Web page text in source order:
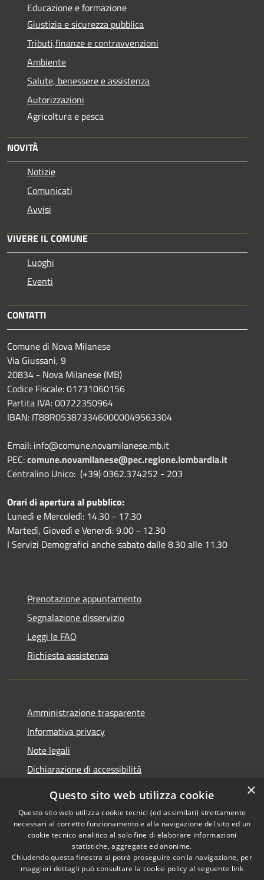
Educazione e formazione
Giustizia e sicurezza pubblica
Tributi,finanze e contravvenzioni
Ambiente
Salute, benessere e assistenza
Autorizzazioni
Agricoltura e pesca
NOVITÀ
Notizie
Comunicati
Avvisi
VIVERE IL COMUNE
Luoghi
Eventi
CONTATTI
Comune di Nova Milanese
Via Giussani, 9
20834 - Nova Milanese (MB)
Codice Fiscale: 01731060156
Partita IVA: 00722350964
IBAN: IT88R0538733460000049563304
Email: info@comune.novamilanese.mb.it
PEC:comune.novamilanese@pec.regione.lombardia.it
Centralino Unico: (+39) 0362.374252 - 203
Orari di apertura al pubblico:
Lunedì e Mercoledì: 14.30 - 17.30
Martedì, Giovedì e Venerdì: 9.00 - 12.30
I Servizi Demografici anche sabato dalle 8.30 alle 11.30
Prenotazione appuntamento
Segnalazione disservizio
Leggi le FAQ
Richiesta assistenza
Amministrazione trasparente
Informativa privacy
Note legali
Dichiarazione di accessibilità
RSS
Privacy
Cookie
Copyright © 2026 • Comune di
Nova Milanese • Powered by
Municipium•Accesso
redazione
×
Questo sito web utilizza cookie
Questo sito web utilizza cookie tecnici (ed assimilati) strettamente
necessari al corretto funzionamento e alla navigazione del sito ed un
cookie tecnico analitico al solo fine di elaborare informazioni
statistiche, aggregate ed anonime.
Chiudendo questa finestra si potrà proseguire con la navigazione, per
maggiori dettagli può consultare la cookie policy al seguente link